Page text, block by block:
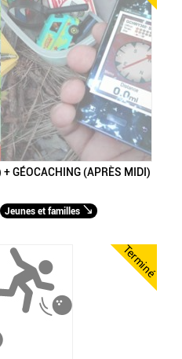
GÉOCACHING (APRÈS MIDI)
Jeunes et familles
Terminé